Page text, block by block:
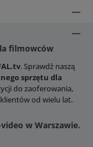
filmowców
. Sprawdź naszą
sprzętu dla
do zaoferowania,
od wielu lat.
w Warszawie.